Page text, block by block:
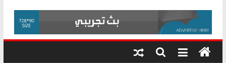
الوزاري لمدينة الصحفيين.. وانتهاء أعمال
إنشاء المبنى الإداري
المجلس القومي لحقوق الإنسان يعلن
متابعة قضية الدكتور محمد زهران.. ويؤكد:
قرينة البراءة وضمانات المحاكمة العادلة
وأتوه
درب..
وتبقى
هي